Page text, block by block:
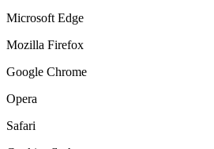
Microsoft Edge
Mozilla Firefox
Google Chrome
Opera
Safari